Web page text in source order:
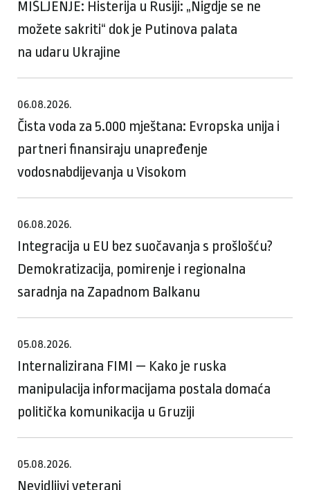
MIŠLJENJE: Histerija u Rusiji: „Nigdje se ne
možete sakriti“ dok je Putinova palata
na udaru Ukrajine
06.08.2026.
Čista voda za 5.000 mještana: Evropska unija i
partneri finansiraju unapređenje
vodosnabdijevanja u Visokom
06.08.2026.
Integracija u EU bez suočavanja s prošlošću?
Demokratizacija, pomirenje i regionalna
saradnja na Zapadnom Balkanu
05.08.2026.
Internalizirana FIMI — Kako je ruska
manipulacija informacijama postala domaća
politička komunikacija u Gruziji
05.08.2026.
Nevidljivi veterani